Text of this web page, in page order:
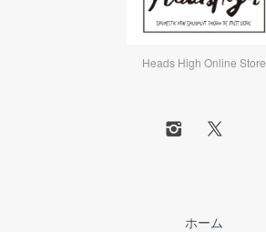
Heads High Online Store
ホーム